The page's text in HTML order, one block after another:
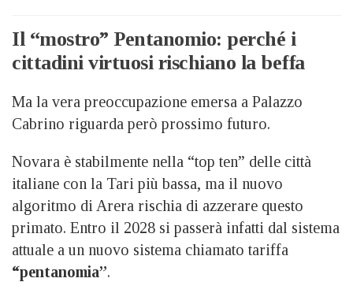
Il “mostro” Pentanomio: perché i
cittadini virtuosi rischiano la beffa
Ma la vera preoccupazione emersa a Palazzo
Cabrino riguarda però prossimo futuro.
Novara è stabilmente nella “top ten” delle città
italiane con la Tari più bassa, ma il nuovo
algoritmo di Arera rischia di azzerare questo
primato. Entro il 2028 si passerà infatti dal sistema
attuale a un nuovo sistema chiamato tariffa
“pentanomia”.